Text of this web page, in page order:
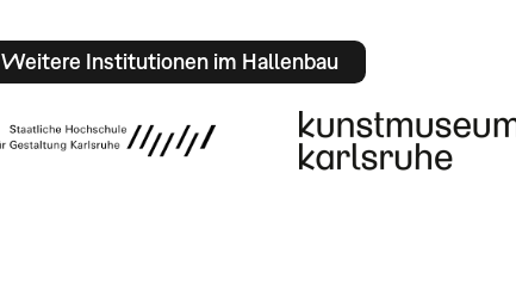
Weitere Institutionen im Hallenbau